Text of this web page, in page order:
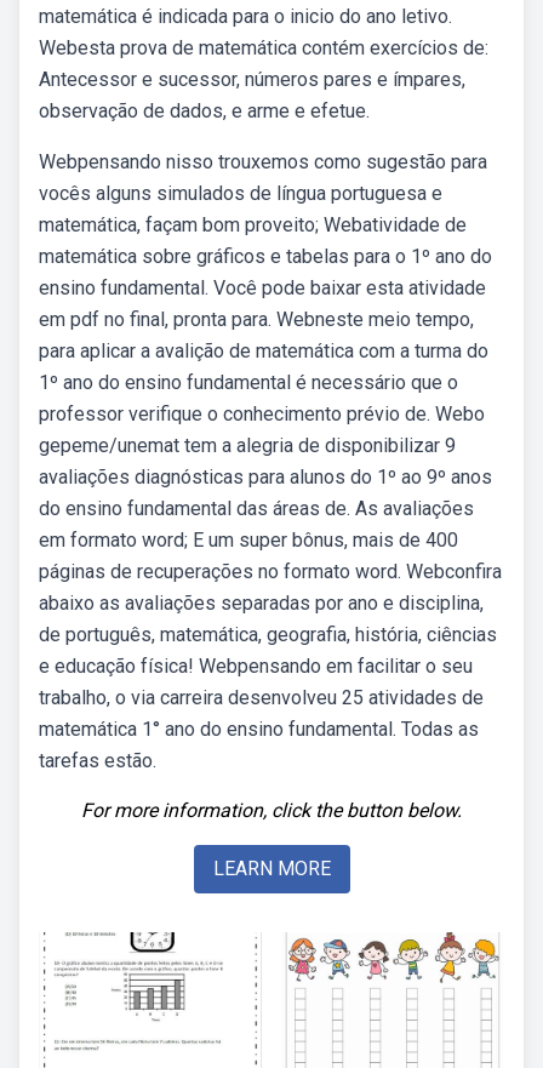
matemática é indicada para o inicio do ano letivo.
Webesta prova de matemática contém exercícios de:
Antecessor e sucessor, números pares e ímpares,
observação de dados, e arme e efetue.
Webpensando nisso trouxemos como sugestão para
vocês alguns simulados de língua portuguesa e
matemática, façam bom proveito; Webatividade de
matemática sobre gráficos e tabelas para o 1º ano do
ensino fundamental. Você pode baixar esta atividade
em pdf no final, pronta para. Webneste meio tempo,
para aplicar a avalição de matemática com a turma do
1º ano do ensino fundamental é necessário que o
professor verifique o conhecimento prévio de. Webo
gepeme/unemat tem a alegria de disponibilizar 9
avaliações diagnósticas para alunos do 1º ao 9º anos
do ensino fundamental das áreas de. As avaliações
em formato word; E um super bônus, mais de 400
páginas de recuperações no formato word. Webconfira
abaixo as avaliações separadas por ano e disciplina,
de português, matemática, geografia, história, ciências
e educação física! Webpensando em facilitar o seu
trabalho, o via carreira desenvolveu 25 atividades de
matemática 1° ano do ensino fundamental. Todas as
tarefas estão.
For more information, click the button below.
LEARN MORE